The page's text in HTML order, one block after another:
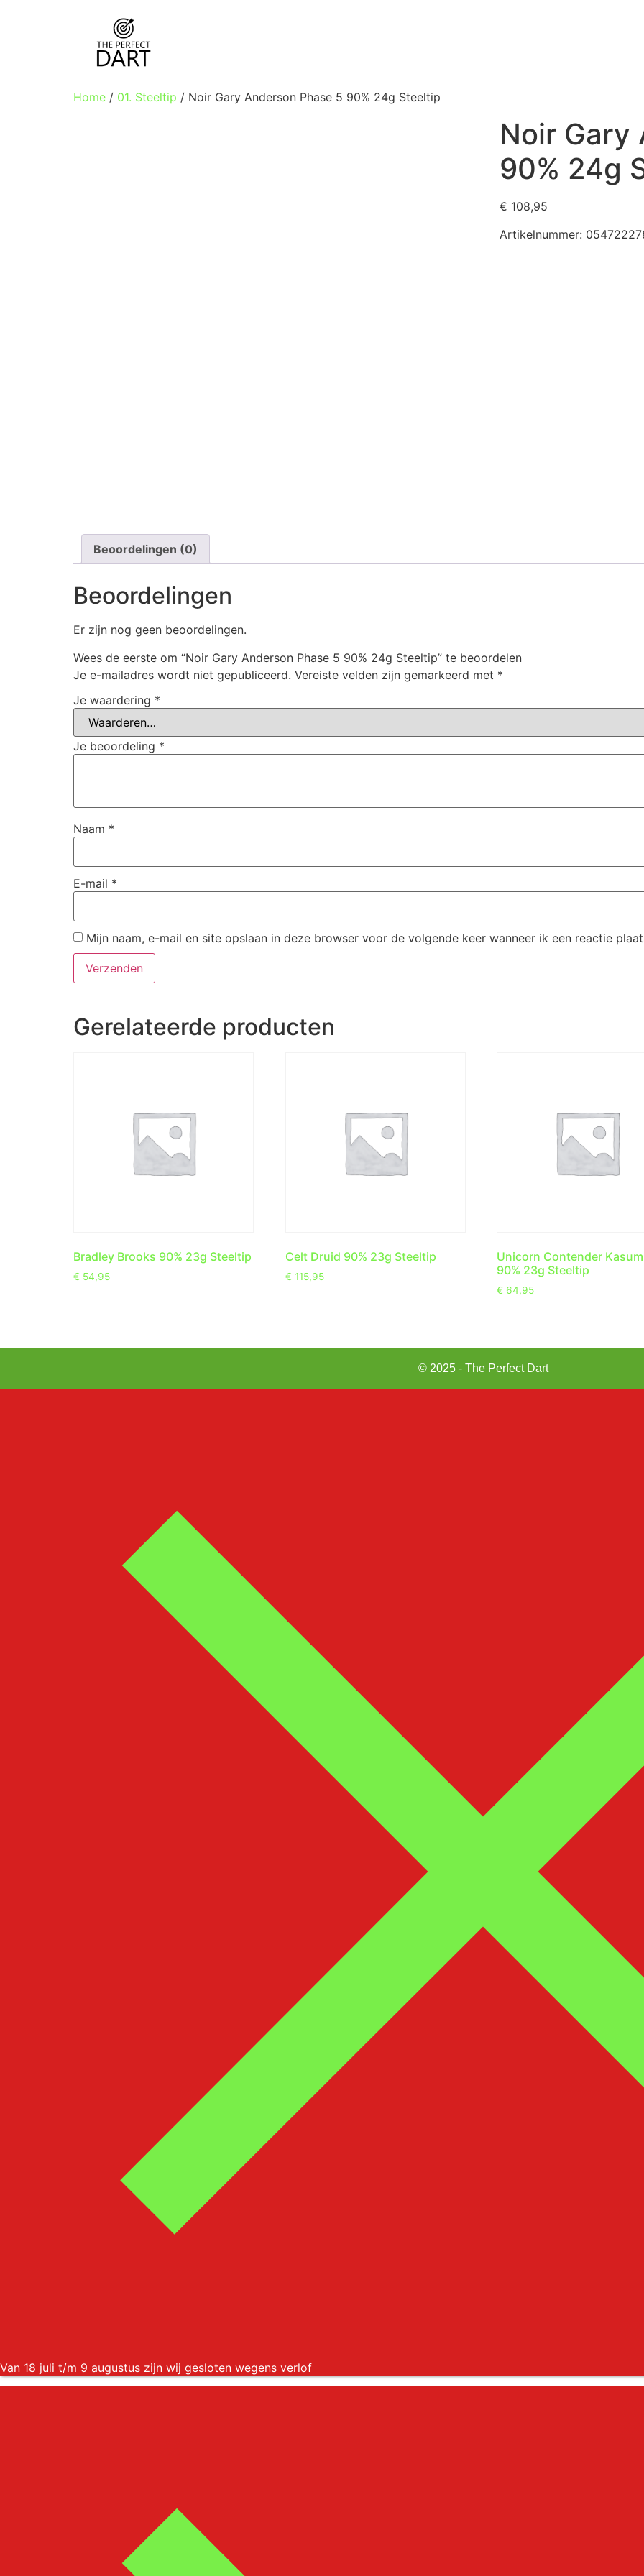
Home / 01. Steeltip / Noir Gary Anderson Phase 5 90% 24g Steeltip
Noir Gary
90% 24g
€ 108,95
Artikelnummer:
Beoordelingen (0)
Beoordelingen
Er zijn nog geen beoordelingen.
Wees de eerste om “Noir Gary Anderson Phase 5 90% 24g Steeltip” te beoordelen
Je e-mailadres wordt niet gepubliceerd. Vereiste velden zijn gemarkeerd met *
Je waardering *
Je beoordeling *
Naam *
E-mail *
Mijn naam, e-mail en site opslaan in deze browser voor de volgende keer wanneer ik een reactie
Gerelateerde producten
Bradley Brooks 90% 23g Steeltip
€ 54,95
Celt Druid 90% 23g Steeltip
€ 115,95
Unicorn Contender
90% 23g Steeltip
€ 64,95
© 2025 - The Perfect Dart
Van 18 juli t/m 9 augustus zijn wij gesloten wegens verlof